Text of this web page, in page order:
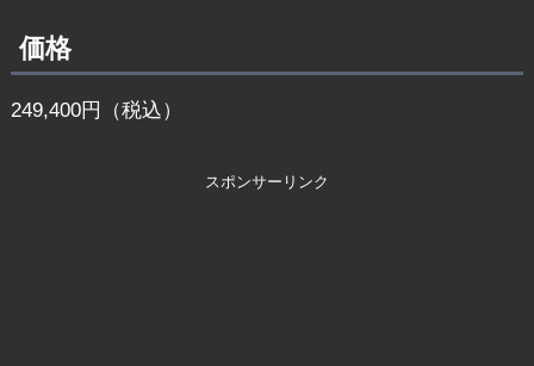
価格
249,400円（税込）
スポンサーリンク